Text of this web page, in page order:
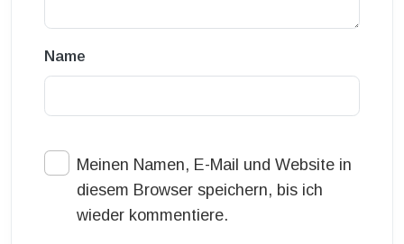
Name
Meinen Namen, E-Mail und Website in
diesem Browser speichern, bis ich
wieder kommentiere.